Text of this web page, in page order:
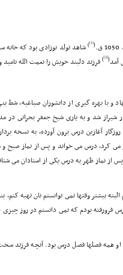
(
[1]
)شاهد تولد نوزادى بود که خانه
آمد(
[2]
)فرزند دلبند خویش را نعمت الله
و با بهره گیرى از دانشوران صباغیه، شط
شیراز شد و به یارى شیخ جعفر بحرانى در
آغازین درس برون آورده، به نسخه
مى کرد، درس مى خواند و پس از نماز صبح
از نماز ظهر به درس یکى از استادان مى
بیشتر وقتها نمى توانستم نان تهیه کنم،
فرورفته بودم که نمى دانستم در روز
همه فصلها فصل درس بود. آنچه فرزند